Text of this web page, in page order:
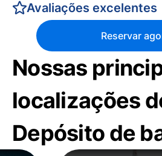
Avaliações excelentes
Reservar
Nossas
localizações
Depósito de